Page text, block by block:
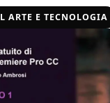
ARTE E TECNOLOGIA